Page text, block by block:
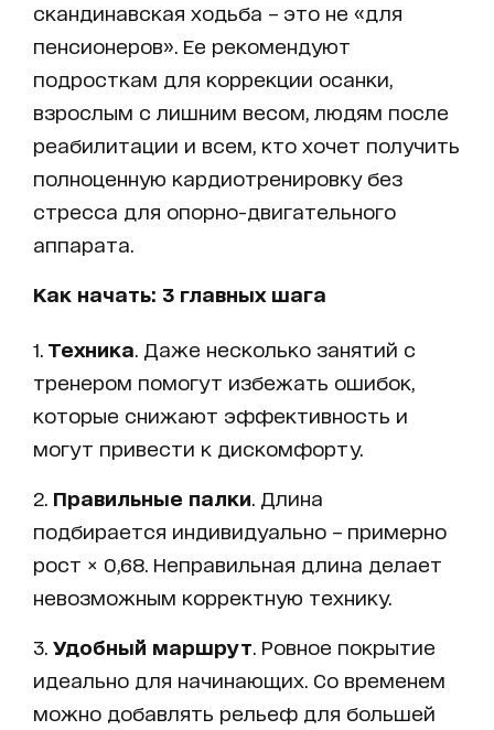
скандинавская ходьба – это не «для
пенсионеров». Ее рекомендуют
подросткам для коррекции осанки,
взрослым с лишним весом, людям после
реабилитации и всем, кто хочет получить
полноценную кардиотренировку без
стресса для опорно-двигательного
аппарата.
Как начать: 3 главных шага
1. Техника . Даже несколько занятий с
тренером помогут избежать ошибок,
которые снижают эффективность и
могут привести к дискомфорту.
2. Правильные палки . Длина
подбирается индивидуально – примерно
рост × 0,68. Неправильная длина делает
невозможным корректную технику.
3. Удобный маршрут . Ровное покрытие
идеально для начинающих. Со временем
можно добавлять рельеф для большей